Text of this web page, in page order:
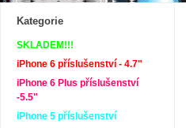
Kategorie
SKLADEM!!!
iPhone 6 příslušenství - 4.7"
iPhone 6 Plus příslušenství
-5.5"
iPhone 5 příslušenství